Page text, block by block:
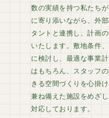
数の実績を持つ私たち
に寄り添いながら、外
タントと連携し、計画
いたします。敷地条件
に検討し、最適な事業
はもちろん、スタッフ
きる空間づくりを心掛
兼ね備えた施設をめざ
対応しております。